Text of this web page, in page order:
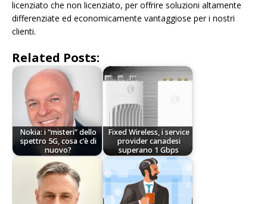
licenziato che non licenziato, per offrire soluzioni altamente
differenziate ed economicamente vantaggiose per i nostri
clienti.
Related Posts:
Nokia: i “misteri” dello
spettro 5G, cosa c’è di
nuovo?
Fixed Wireless, i service
provider canadesi
superano 1 Gbps